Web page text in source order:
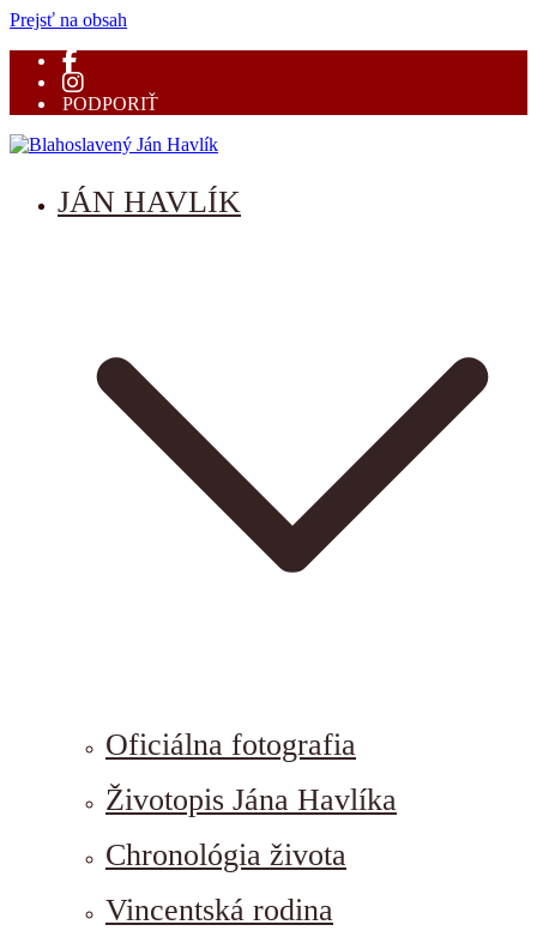
Prejsť na obsah
PODPORIŤ
Blahoslavený Ján Havlík
mučeník vernosti
JÁN HAVLÍK
Oficiálna fotografia
Životopis Jána Havlíka
Chronológia života
Vincentská rodina